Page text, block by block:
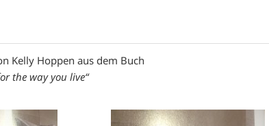
Kelly Hoppen aus dem Buch
the way you live“